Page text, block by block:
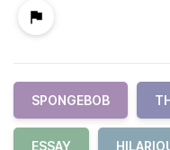
SPONGEBOB
ESSAY